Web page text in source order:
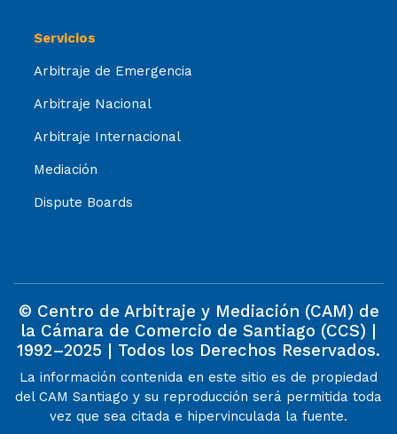
Servicios
Arbitraje de Emergencia
Arbitraje Nacional
Arbitraje Internacional
Mediación
Dispute Boards
© Centro de Arbitraje y Mediación (CAM) de
la Cámara de Comercio de Santiago (CCS) |
1992–2025 | Todos los Derechos Reservados.
La información contenida en este sitio es de propiedad
del CAM Santiago y su reproducción será permitida toda
vez que sea citada e hipervinculada la fuente.